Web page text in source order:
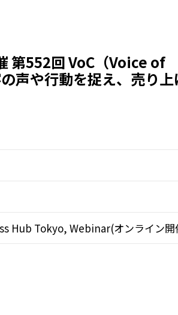
552回 VoC（Voice of
声や行動を捉え、売り上
Hub Tokyo, Webinar(オンライン開